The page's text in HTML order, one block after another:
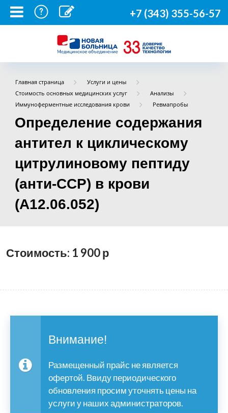
+7 (343) 355-56-57
Главная страница
Услуги и цены
Стоимость основных медицинских услуг
Анализы
Иммуноферментные исследования крови
Ревмапробы
Определение содержания
антител к циклическому
цитрулиновому пептиду
(анти-ССР) в крови
(A12.06.052)
Стоимость: 1 900р
Внимание!
Размещенный прайс не является
офертой. Ввиду периодического
обновления просим уточнять цены на
услуги у наших администраторов.